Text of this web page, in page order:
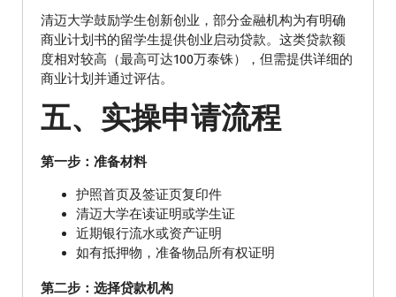
清迈大学鼓励学生创新创业，部分金融机构为有明确
商业计划书的留学生提供创业启动贷款。这类贷款额
度相对较高（最高可达100万泰铢），但需提供详细的
商业计划并通过评估。
五、实操申请流程
第一步：准备材料
护照首页及签证页复印件
清迈大学在读证明或学生证
近期银行流水或资产证明
如有抵押物，准备物品所有权证明
第二步：选择贷款机构